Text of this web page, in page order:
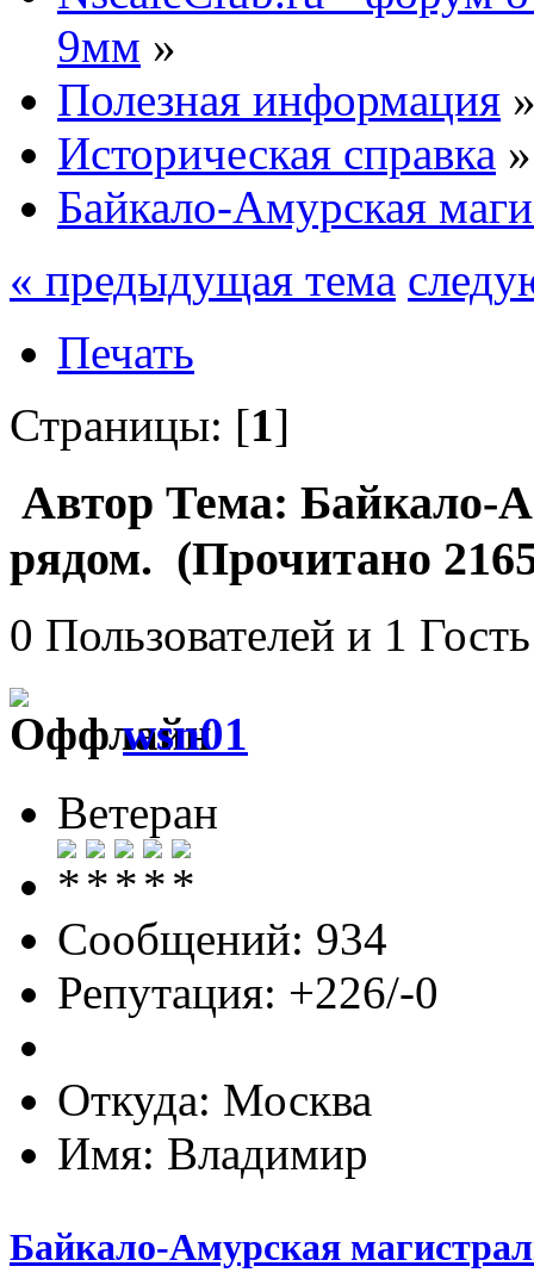
9мм »
Полезная информация
Историческая справка »
Байкало-Амурская
« предыдущая тема
Печать
Страницы: [1]
Автор Тема: Байкало-
рядом. (Прочитано
0 Пользователей и 1
wsn01
Ветеран
Сообщений: 934
Репутация: +226/-0
Откуда: Москва
Имя: Владимир
Байкало-Амурская